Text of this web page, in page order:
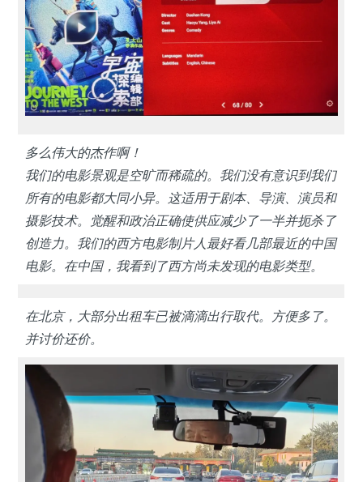
多么伟大的杰作啊！
我们的电影景观是空旷而稀疏的。我们没有意识到我们
所有的电影都大同小异。这适用于剧本、导演、演员和
摄影技术。觉醒和政治正确使供应减少了一半并扼杀了
创造力。我们的西方电影制片人最好看几部最近的中国
电影。在中国，我看到了西方尚未发现的电影类型。
在北京，大部分出租车已被滴滴出行取代。方便多了。
并讨价还价。